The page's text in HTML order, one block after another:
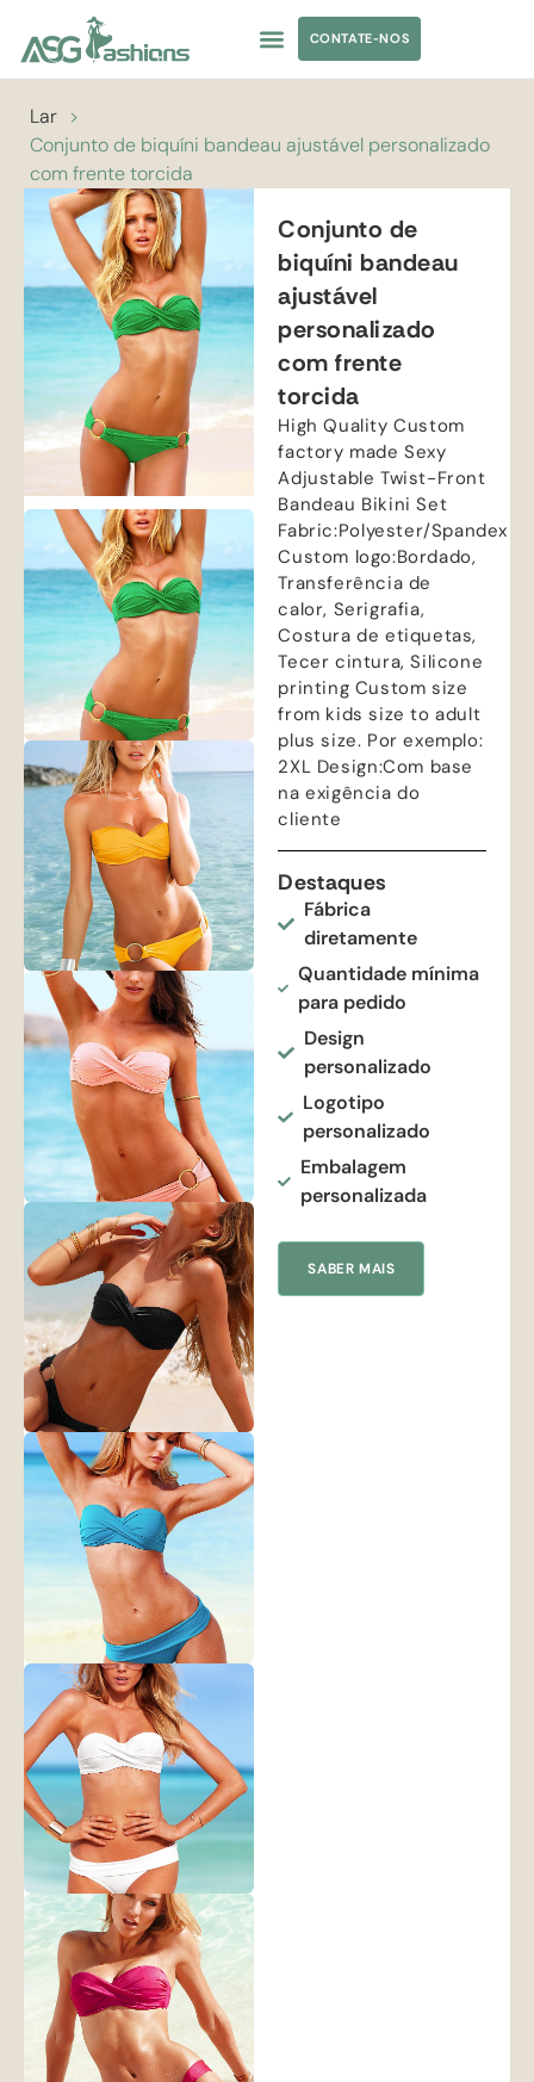
CONTATE-NOS
Lar >
Conjunto de biquíni bandeau ajustável personalizado
com frente torcida
Conjunto de
biquíni bandeau
ajustável
personalizado
com frente
torcida
High Quality Custom
factory made Sexy
Adjustable Twist-Front
Bandeau Bikini Set
Fabric:Polyester/Spandex
Custom logo:Bordado,
Transferência de
calor, Serigrafia,
Costura de etiquetas,
Tecer cintura,Silicone
printing Custom size
from kids size to adult
plus size. Por exemplo:
2XL Design:Com base
na exigência do
cliente
Destaques
Fábrica
diretamente
Quantidade mínima
para pedido
Design
personalizado
Logotipo
personalizado
Embalagem
personalizada
SABER MAIS